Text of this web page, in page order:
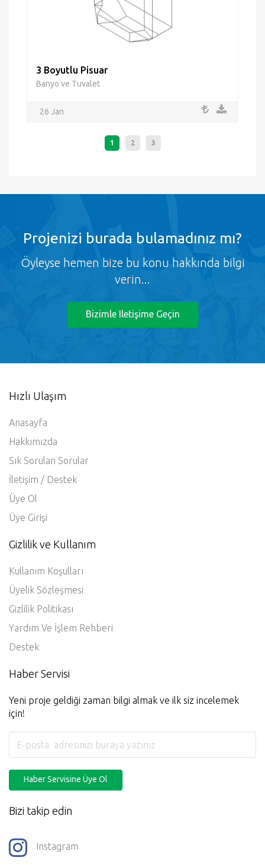
3 Boyutlu Pisuar
Banyo ve Tuvalet
26 Jan
1 2 3
Projenizi burada bulamadınız mı?
Öyleyse hemen bize bu konu hakkında bilgi
verin...
Bizimle Iletişime Geçin
Hızlı Ulaşım
Anasayfa
Hakkımızda
Sık Sorulan Sorular
İletişim / Destek
Üye Ol
Üye Girişi
Gizlilik ve Kullanım
Kullanım Koşulları
Üyelik Sözleşmesi
Gizlilik Politikası
Yardım Ve İşlem Rehberi
Destek
Haber Servisi
Yeni proje geldiği zaman bilgi almak ve ilk siz incelemek
için!
Haber Servisine Üye Ol
Bizi takip edin
Instagram